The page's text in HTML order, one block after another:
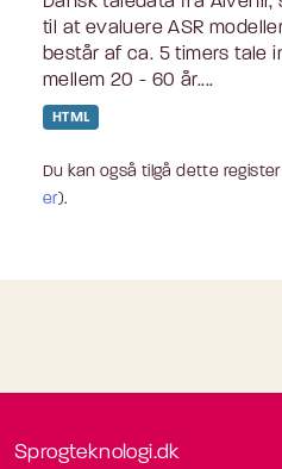
til at evaluere ASR
består af ca. 5 timers tale
mellem 20 - 60 år....
HTML
Du kan også tilgå dette
er).
Sprogteknologi.dk